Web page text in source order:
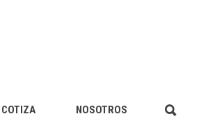
COTIZA NOSOTROS